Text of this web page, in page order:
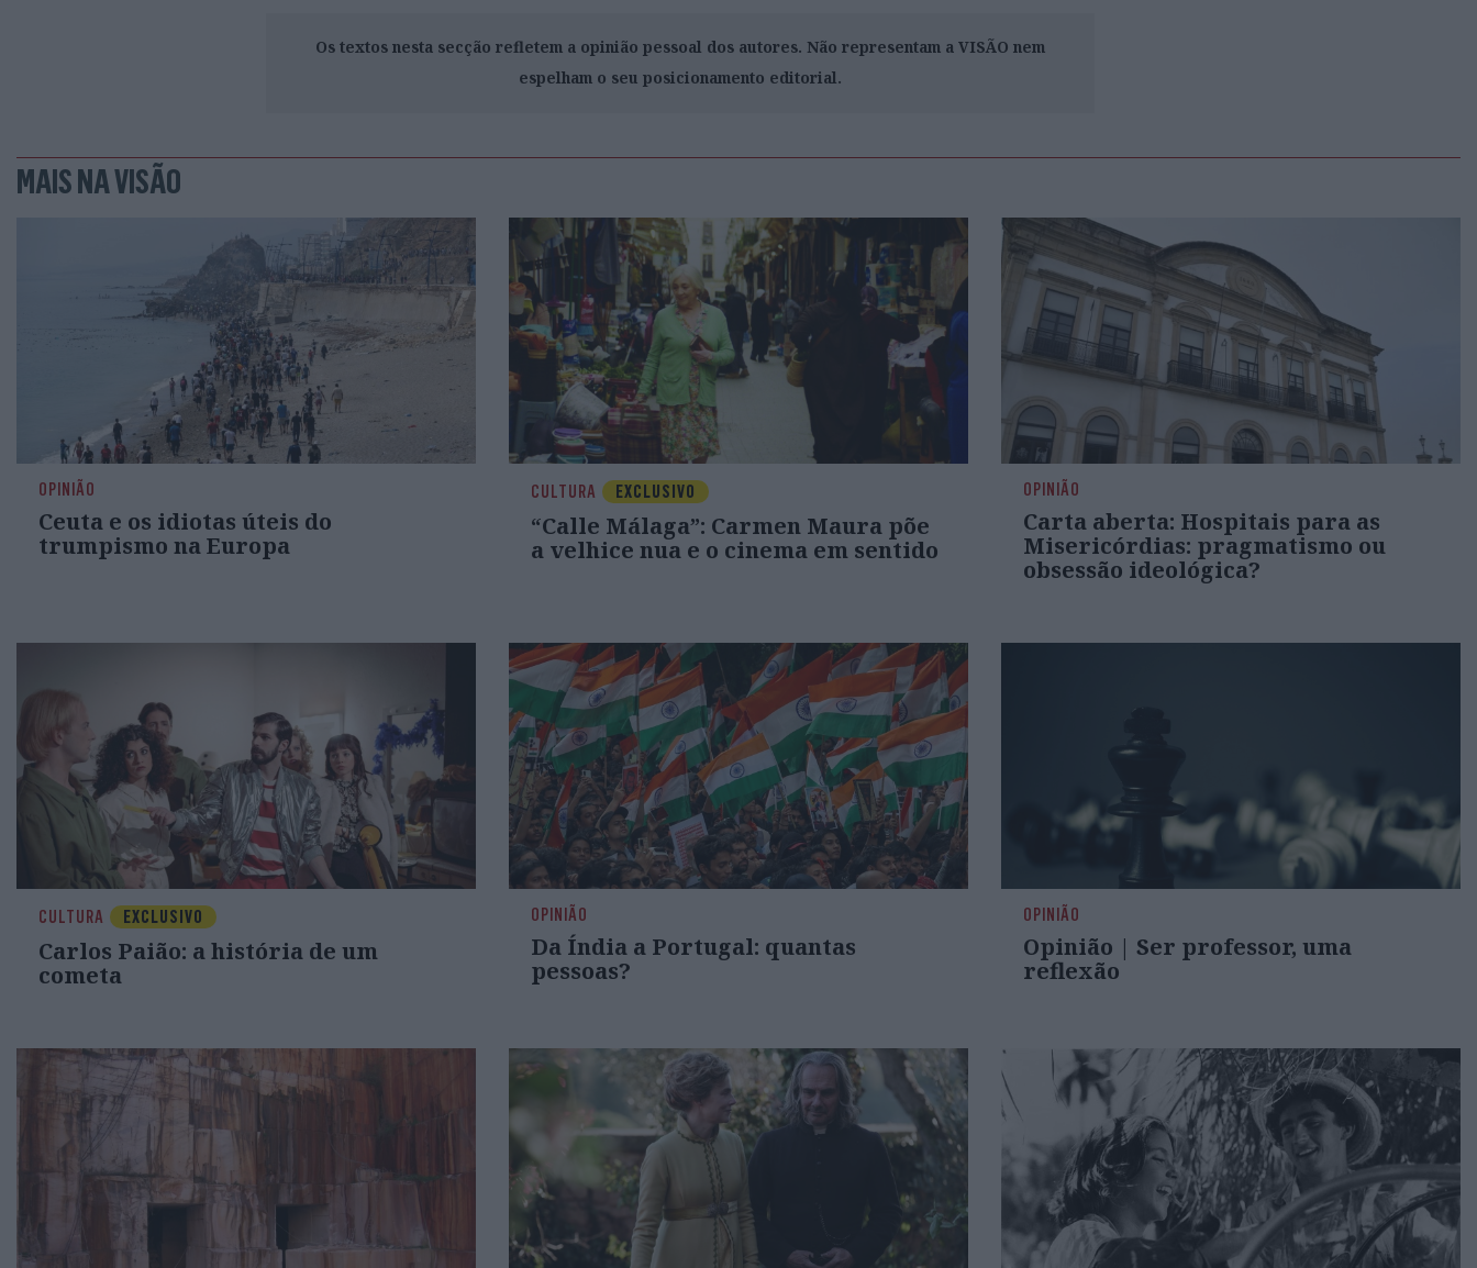
Os textos nesta secção refletem a opinião pessoal dos autores. Não representam a VISÃO nem
espelham o seu posicionamento editorial.
MAIS NA VISÃO
OPINIÃO
Ceuta e os idiotas úteis do
trumpismo na Europa
CULTURA EXCLUSIVO
“Calle Málaga”: Carmen Maura põe
a velhice nua e o cinema em sentido
OPINIÃO
Carta aberta: Hospitais para as
Misericórdias: pragmatismo ou
obsessão ideológica?
CULTURA EXCLUSIVO
Carlos Paião: a história de um
cometa
OPINIÃO
Da Índia a Portugal: quantas
pessoas?
OPINIÃO
Opinião | Ser professor, uma
reflexão